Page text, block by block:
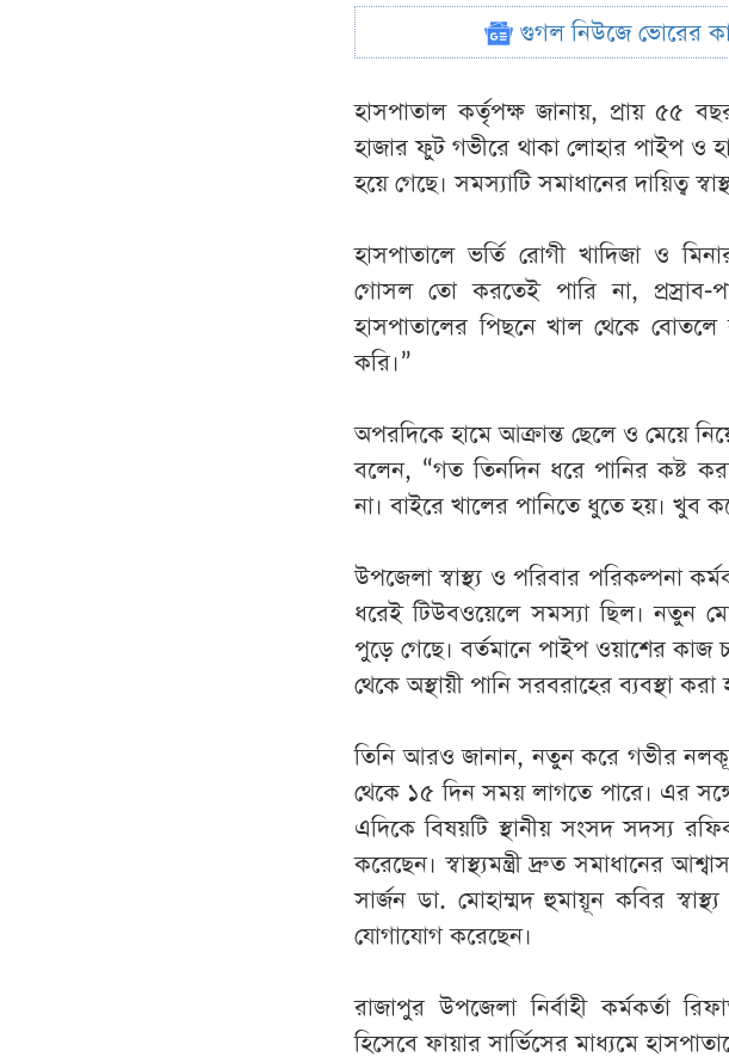
গুগল নিউজে ভোরের
হাসপাতাল কর্তৃপক্ষ জানায়, প্রায় ৫৫
হাজার ফুট গভীরে থাকা লোহার পাইপ ও
হয়ে গেছে। সমস্যাটি সমাধানের দায়িত্ব
হাসপাতালে ভর্তি রোগী খাদিজা ও
গোসল তো করতেই পারি না, প্রস্রাব-
হাসপাতালের পিছনে খাল থেকে
করি।”
অপরদিকে হামে আক্রান্ত ছেলে ও মেয়ে
বলেন, “গত তিনদিন ধরে পানির কষ্ট
না। বাইরে খালের পানিতে ধুতে হয়। খুব
উপজেলা স্বাস্থ্য ও পরিবার পরিকল্পনা
ধরেই টিউবওয়েলে সমস্যা ছিল। নতুন
পুড়ে গেছে। বর্তমানে পাইপ ওয়াশের
থেকে অস্থায়ী পানি সরবরাহের ব্যবস্থা করা
তিনি আরও জানান, নতুন করে গভীর
থেকে ১৫ দিন সময় লাগতে পারে। এর
এদিকে বিষয়টি স্থানীয় সংসদ সদস্য
করেছেন। স্বাস্থ্যমন্ত্রী দ্রুত সমাধানের
সার্জন ডা. মোহাম্মদ হুমায়ূন কবির
যোগাযোগ করেছেন।
রাজাপুর উপজেলা নির্বাহী কর্মকর্তা
হিসেবে ফায়ার সার্ভিসের মাধ্যমে